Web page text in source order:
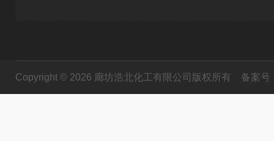
Copyright © 2026 廊坊浩北化工有限公司版权所有 备案号